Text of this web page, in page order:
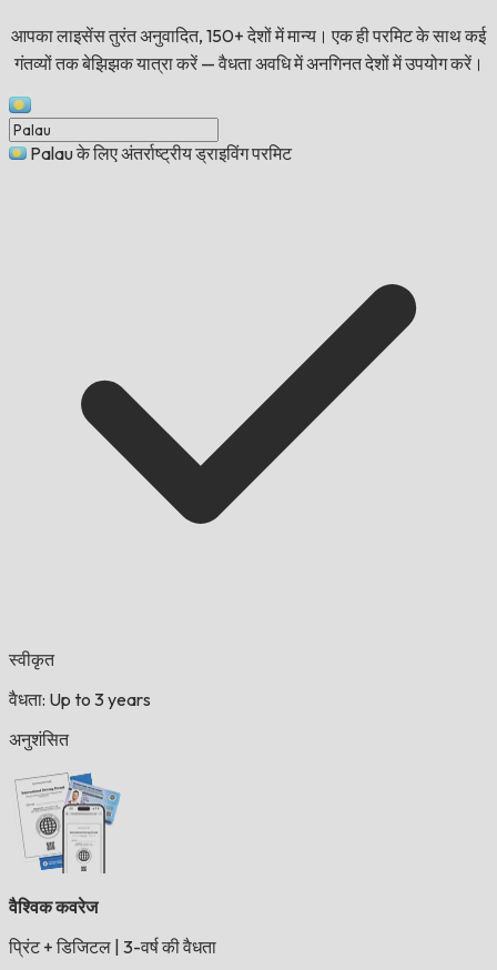
आपका लाइसेंस तुरंत अनुवादित, 150+ देशों में मान्य। एक ही परमिट के साथ कई
गंतव्यों तक बेझिझक यात्रा करें — वैधता अवधि में अनगिनत देशों में उपयोग करें।
Palau के लिए अंतर्राष्ट्रीय ड्राइविंग परमिट
स्वीकृत
वैधता: Up to 3 years
अनुशंसित
वैश्विक कवरेज
प्रिंट + डिजिटल 3-वर्ष की वैधता